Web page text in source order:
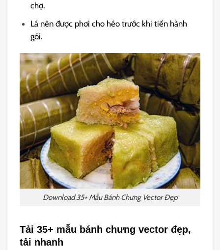
chợ.
Lá nên được phơi cho héo trước khi tiến hành
gói.
Download 35+ Mẫu Bánh Chưng Vector Đẹp
Tải 35+ mẫu bánh chưng vector đẹp,
tải nhanh